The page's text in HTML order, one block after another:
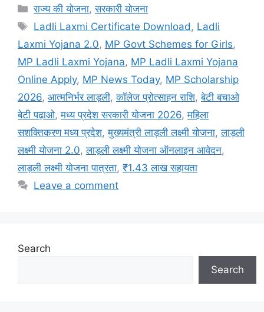
Categories
राज्य की योजना,सरकारी योजना
Tags
Ladli Laxmi Certificate Download, Ladli
Laxmi Yojana 2.0, MP Govt Schemes for Girls,
MP Ladli Laxmi Yojana, MP Ladli Laxmi Yojana
Online Apply, MP News Today, MP Scholarship
2026, आत्मनिर्भर लाड़ली,कॉलेज प्रोत्साहन राशि,बेटी बचाओ
बेटी पढ़ाओ,मध्य प्रदेश सरकारी योजना 2026,महिला
सशक्तिकरण मध्य प्रदेश,मुख्यमंत्री लाड़ली लक्ष्मी योजना,लाड़ली
लक्ष्मी योजना 2.0,लाड़ली लक्ष्मी योजना ऑनलाइन आवेदन,
लाड़ली लक्ष्मी योजना पात्रता, ₹1.43 लाख सहायता
Leave a comment
Search
Search